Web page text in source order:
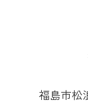
福島市松